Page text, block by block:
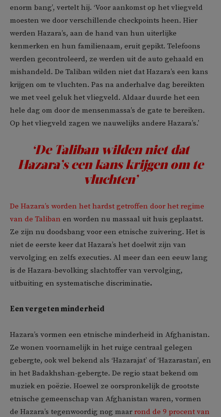
enorm bang’, vertelt hij. ‘Voor aankomst op het vliegveld
moesten we door verschillende checkpoints heen. Hier
werden Hazara’s, aan de hand van hun uiterlijke
kenmerken en hun familienaam, eruit gepikt. Telefoons
werden gecontroleerd, ze werden uit de auto gehaald en
mishandeld. De Taliban wilden niet dat Hazara’s een kans
krijgen om te vluchten. Pas na anderhalve dag bereikten
we met veel geluk het vliegveld. Aldaar duurde het een
hele dag om door de mensenmassa’s de gate te bereiken.
Op het vliegveld zagen we nauwelijks andere Hazara’s.’
‘De Taliban wilden niet dat
Hazara’s een kans krijgen om te
vluchten’
De Hazara’s worden het hardst getroffen door het regime
van de Taliban en worden nu massaal uit huis geplaatst.
Ze zijn nu doodsbang voor een etnische zuivering. Het is
niet de eerste keer dat Hazara’s het doelwit zijn van
vervolging en zelfs executies. Al meer dan een eeuw lang
is de Hazara-bevolking slachtoffer van vervolging,
uitbuiting en systematische discriminatie.
Een vergeten minderheid
Hazara’s vormen een etnische minderheid in Afghanistan.
Ze wonen voornamelijk in het ruige centraal gelegen
gebergte, ook wel bekend als ‘Hazarajat’ of ‘Hazarastan’, en
in het Badakhshan-gebergte. De regio staat bekend om
muziek en poëzie. Hoewel ze oorspronkelijk de grootste
etnische gemeenschap van Afghanistan waren, vormen
de Hazara’s tegenwoordig nog maar rond de 9 procent van